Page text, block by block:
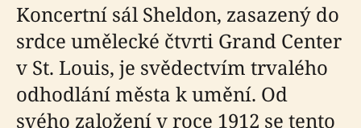
Koncertní sál Sheldon, zasazený do
srdce umělecké čtvrti Grand Center
v St. Louis, je svědectvím trvalého
odhodlání města k umění. Od
svého založení v roce 1912 se tento